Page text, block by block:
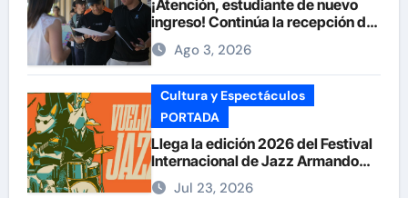
¡Atención, estudiante de nuevo
ingreso! Continúa la recepción de
documentos en la UACH.
Ago 3, 2026
Cultura y Espectáculos
PORTADA
Llega la edición 2026 del Festival
Internacional de Jazz Armando
Nuñez
Jul 23, 2026